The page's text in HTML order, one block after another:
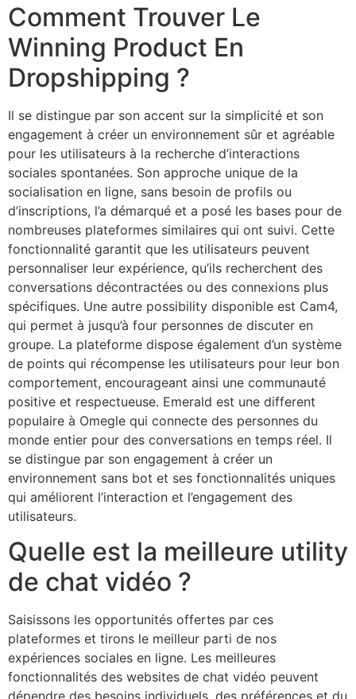
Comment Trouver Le
Winning Product En
Dropshipping ?
Il se distingue par son accent sur la simplicité et son
engagement à créer un environnement sûr et agréable
pour les utilisateurs à la recherche d’interactions
sociales spontanées. Son approche unique de la
socialisation en ligne, sans besoin de profils ou
d’inscriptions, l’a démarqué et a posé les bases pour de
nombreuses plateformes similaires qui ont suivi. Cette
fonctionnalité garantit que les utilisateurs peuvent
personnaliser leur expérience, qu’ils recherchent des
conversations décontractées ou des connexions plus
spécifiques. Une autre possibility disponible est Cam4,
qui permet à jusqu’à four personnes de discuter en
groupe. La plateforme dispose également d’un système
de points qui récompense les utilisateurs pour leur bon
comportement, encourageant ainsi une communauté
positive et respectueuse. Emerald est une different
populaire à Omegle qui connecte des personnes du
monde entier pour des conversations en temps réel. Il
se distingue par son engagement à créer un
environnement sans bot et ses fonctionnalités uniques
qui améliorent l’interaction et l’engagement des
utilisateurs.
Quelle est la meilleure utility
de chat vidéo ?
Saisissons les opportunités offertes par ces
plateformes et tirons le meilleur parti de nos
expériences sociales en ligne. Les meilleures
fonctionnalités des websites de chat vidéo peuvent